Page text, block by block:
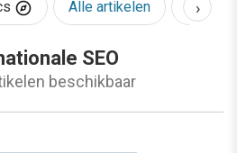
Alle artikelen AI &
›
SEO
beschikbaar